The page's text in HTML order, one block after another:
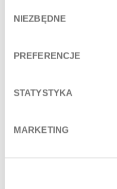
zgody
NIEZBĘDNE
PREFERENCJE
STATYSTYKA
MARKETING
La lista de ingredientes